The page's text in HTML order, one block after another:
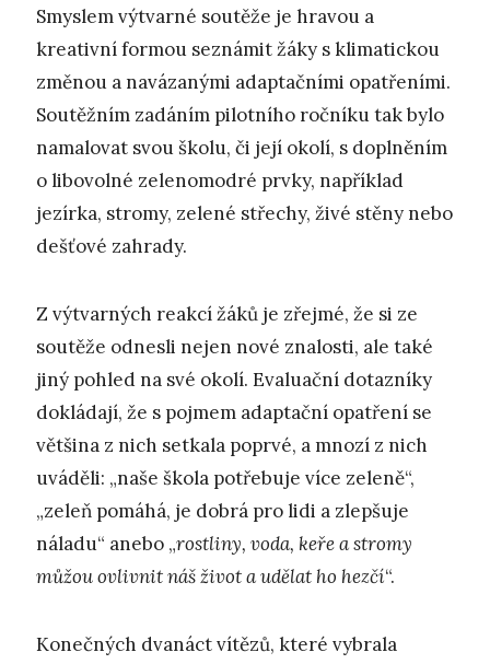
Smyslem výtvarné soutěže je hravou a
kreativní formou seznámit žáky s klimatickou
změnou a navázanými adaptačními opatřeními.
Soutěžním zadáním pilotního ročníku tak bylo
namalovat svou školu, či její okolí, s doplněním
o libovolné zelenomodré prvky, například
jezírka, stromy, zelené střechy, živé stěny nebo
dešťové zahrady.
Z výtvarných reakcí žáků je zřejmé, že si ze
soutěže odnesli nejen nové znalosti, ale také
jiný pohled na své okolí. Evaluační dotazníky
dokládají, že s pojmem adaptační opatření se
většina z nich setkala poprvé, a mnozí z nich
uváděli: „naše škola potřebuje více zeleně“,
„zeleň pomáhá, je dobrá pro lidi a zlepšuje
náladu“ anebo „rostliny, voda, keře a stromy
můžou ovlivnit náš život a udělat ho hezčí“.
Konečných dvanáct vítězů, které vybrala